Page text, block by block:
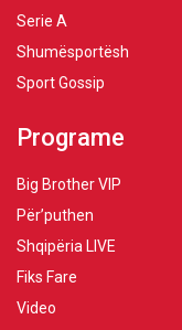
Serie A
Shumësportësh
Sport Gossip
Programe
Big Brother VIP
Për’puthen
Shqipëria LIVE
Fiks Fare
Video